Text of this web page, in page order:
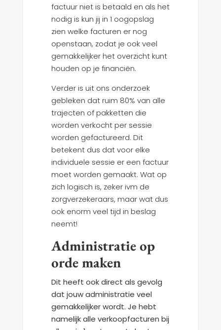
factuur niet is betaald en als het
nodig is kun jij in 1 oogopslag
zien welke facturen er nog
openstaan, zodat je ook veel
gemakkelijker het overzicht kunt
houden op je financiën.
Verder is uit ons onderzoek
gebleken dat ruim 80% van alle
trajecten of pakketten die
worden verkocht per sessie
worden gefactureerd. Dit
betekent dus dat voor elke
individuele sessie er een factuur
moet worden gemaakt. Wat op
zich logisch is, zeker ivm de
zorgverzekeraars, maar wat dus
ook enorm veel tijd in beslag
neemt!
Administratie op
orde maken
Dit heeft ook direct als gevolg
dat jouw administratie veel
gemakkelijker wordt. Je hebt
namelijk alle verkoopfacturen bij